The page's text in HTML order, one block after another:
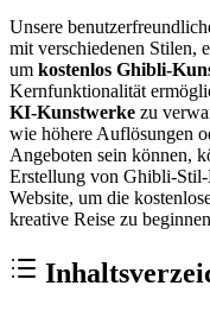
Unsere
mit verschiedenen Stilen,
um kostenlos Ghibli-
Kernfunktionalität
KI-Kunstwerke zu
wie höhere Auflösungen
Angeboten sein können,
Erstellung von Ghibli-Stil-
Website, um die
kreative Reise zu